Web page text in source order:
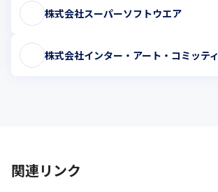
株式会社スーパーソフトウエア
株式会社インター・アート・コミッテ
関連リンク